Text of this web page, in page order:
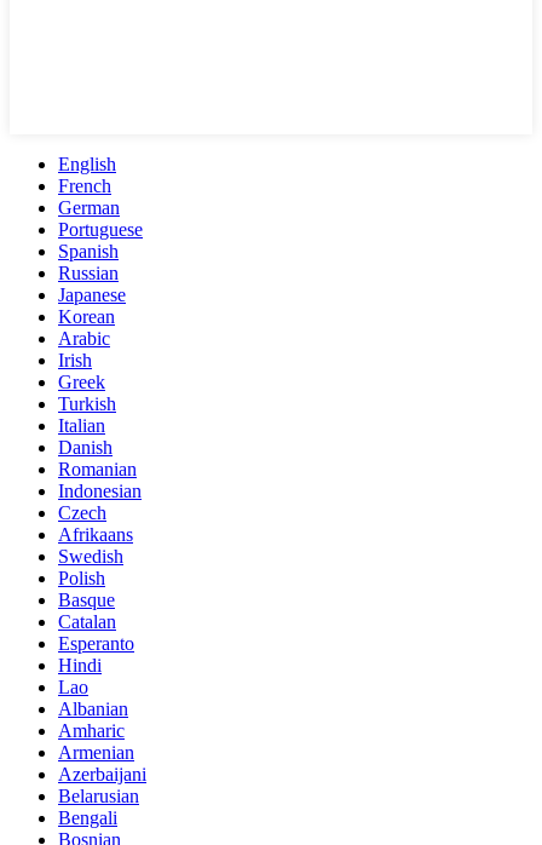
English
French
German
Portuguese
Spanish
Russian
Japanese
Korean
Arabic
Irish
Greek
Turkish
Italian
Danish
Romanian
Indonesian
Czech
Afrikaans
Swedish
Polish
Basque
Catalan
Esperanto
Hindi
Lao
Albanian
Amharic
Armenian
Azerbaijani
Belarusian
Bengali
Bosnian